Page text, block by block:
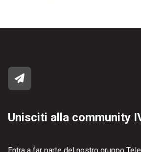
Unisciti alla community